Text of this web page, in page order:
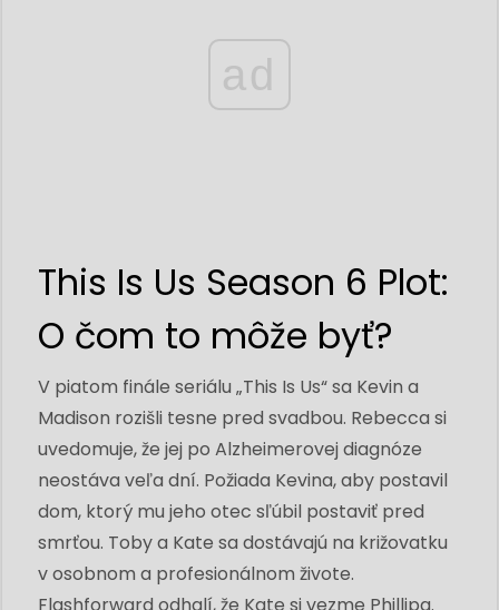
ad
This Is Us Season 6 Plot:
O čom to môže byť?
V piatom finále seriálu „This Is Us“ sa Kevin a
Madison rozišli tesne pred svadbou. Rebecca si
uvedomuje, že jej po Alzheimerovej diagnóze
neostáva veľa dní. Požiada Kevina, aby postavil
dom, ktorý mu jeho otec sľúbil postaviť pred
smrťou. Toby a Kate sa dostávajú na križovatku
v osobnom a profesionálnom živote.
Flashforward odhalí, že Kate si vezme Phillipa.